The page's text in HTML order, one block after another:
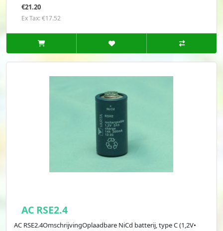
€21.20
Ex Tax: €17.52
AC RSE2.4
AC RSE2.4OmschrijvingOplaadbare NiCd batterij, type C (1,2V•